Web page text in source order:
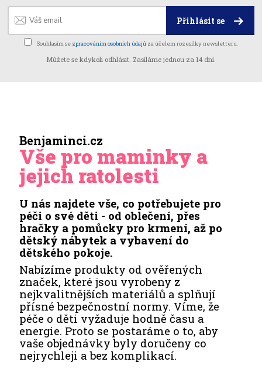
Přihlásit se
Souhlasím se zpracováním osobních údajů za účelem rozesílky newsletteru.
Můžete se kdykoli odhlásit. Zasíláme jednou za 14 dní.
Benjaminci.cz
Vše pro maminky a
jejich ratolesti
U nás najdete vše, co potřebujete pro
péči o své děti - od oblečení, přes
hračky a pomůcky pro krmení, až po
dětský nábytek a vybavení do
dětského pokoje.
Nabízíme produkty od ověřených
značek, které jsou vyrobeny z
nejkvalitnějších materiálů a splňují
přísné bezpečnostní normy. Víme, že
péče o děti vyžaduje hodně času a
energie. Proto se postaráme o to, aby
vaše objednávky byly doručeny co
nejrychleji a bez komplikací.